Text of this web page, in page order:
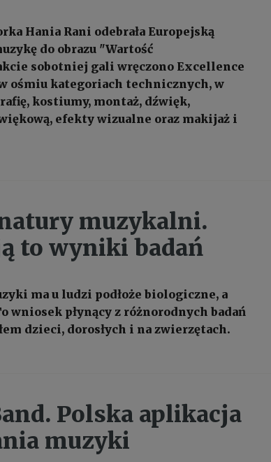
Hania Rani odebrała Europejską
do obrazu "Wartość
sobotniej gali wręczono Excellence
ośmiu kategoriach technicznych, w
kostiumy, montaż, dźwięk,
efekty wizualne oraz makijaż i
muzykalni.
to wyniki badań
ma u ludzi podłoże biologiczne, a
wniosek płynący z różnorodnych badań
dzieci, dorosłych i na zwierzętach.
Polska aplikacja
muzyki